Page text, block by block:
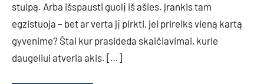
stulpą. Arba išspausti guolį iš ašies. Įrankis tam
egzistuoja – bet ar verta jį pirkti, jei prireiks vieną kartą
gyvenime? Štai kur prasideda skaičiavimai, kurie
daugeliui atveria akis. […]